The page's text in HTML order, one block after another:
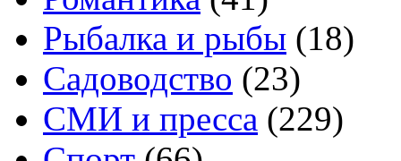
Рыбалка и рыбы (18)
Садоводство (23)
СМИ и пресса (229)